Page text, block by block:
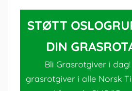
STØTT
DIN
Bli Grasrotgiver i
grasrotgiver i alle Norsk